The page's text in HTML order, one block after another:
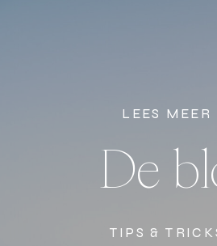
LEES MEER
De
TIPS &